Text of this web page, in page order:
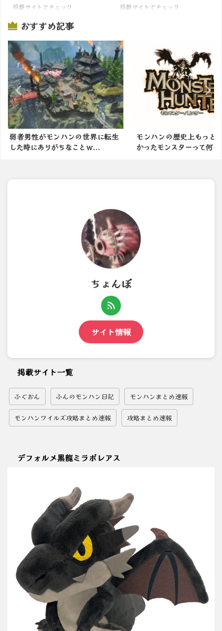
掲載サイトでチェック 掲載サイトでチェック
おすすめ記事
界に転生
ｗ...
モンハンの歴史上もっとも隙が無
かったモンスターって何に...
モンハン
撤廃します
ちょんぼ
サイト情報
掲載サイト一覧
ふぐおん ふんのモンハン日記 モンハンまとめ速報
モンハンワイルズ攻略まとめ速報 攻略まとめ速報
デフォルメ黒龍ミラボレアス